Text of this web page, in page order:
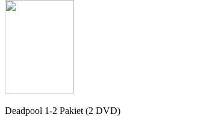
Deadpool 1-2 Pakiet (2 DVD)